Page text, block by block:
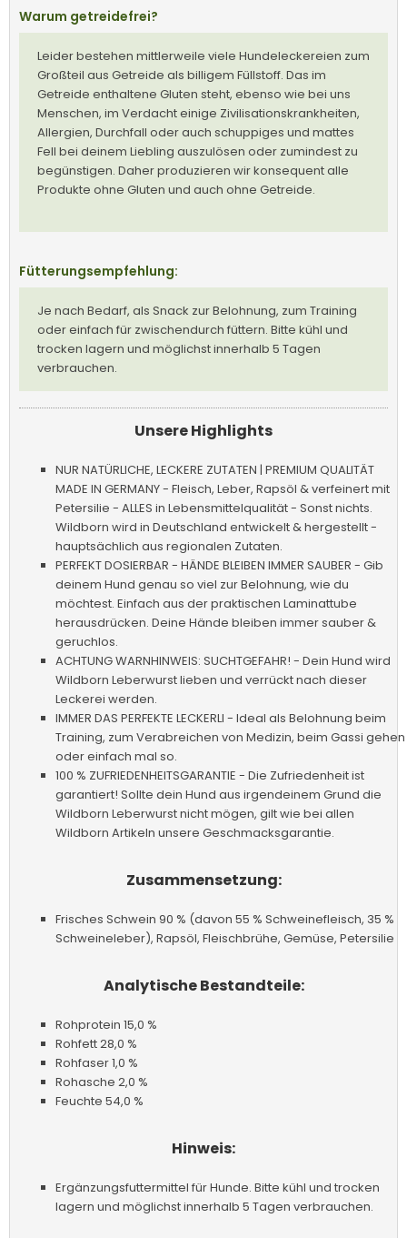
Warum getreidefrei?
Leider bestehen mittlerweile viele Hundeleckereien zum
Großteil aus Getreide als billigem Füllstoff. Das im
Getreide enthaltene Gluten steht, ebenso wie bei uns
Menschen, im Verdacht einige Zivilisationskrankheiten,
Allergien, Durchfall oder auch schuppiges und mattes
Fell bei deinem Liebling auszulösen oder zumindest zu
begünstigen. Daher produzieren wir konsequent alle
Produkte ohne Gluten und auch ohne Getreide.
Fütterungsempfehlung:
Je nach Bedarf, als Snack zur Belohnung, zum Training
oder einfach für zwischendurch füttern. Bitte kühl und
trocken lagern und möglichst innerhalb 5 Tagen
verbrauchen.
Unsere Highlights
NUR NATÜRLICHE, LECKERE ZUTATEN | PREMIUM QUALITÄT
MADE IN GERMANY - Fleisch, Leber, Rapsöl & verfeinert mit
Petersilie - ALLES in Lebensmittelqualität - Sonst nichts.
Wildborn wird in Deutschland entwickelt & hergestellt -
hauptsächlich aus regionalen Zutaten.
PERFEKT DOSIERBAR - HÄNDE BLEIBEN IMMER SAUBER - Gib
deinem Hund genau so viel zur Belohnung, wie du
möchtest. Einfach aus der praktischen Laminattube
herausdrücken. Deine Hände bleiben immer sauber &
geruchlos.
ACHTUNG WARNHINWEIS: SUCHTGEFAHR! - Dein Hund wird
Wildborn Leberwurst lieben und verrückt nach dieser
Leckerei werden.
IMMER DAS PERFEKTE LECKERLI - Ideal als Belohnung beim
Training, zum Verabreichen von Medizin, beim Gassi gehen
oder einfach mal so.
100 % ZUFRIEDENHEITSGARANTIE - Die Zufriedenheit ist
garantiert! Sollte dein Hund aus irgendeinem Grund die
Wildborn Leberwurst nicht mögen, gilt wie bei allen
Wildborn Artikeln unsere Geschmacksgarantie.
Zusammensetzung:
Frisches Schwein 90 % (davon 55 % Schweinefleisch, 35 %
Schweineleber), Rapsöl, Fleischbrühe, Gemüse, Petersilie
Analytische Bestandteile:
Rohprotein 15,0 %
Rohfett 28,0 %
Rohfaser 1,0 %
Rohasche 2,0 %
Feuchte 54,0 %
Hinweis:
Ergänzungsfuttermittel für Hunde. Bitte kühl und trocken
lagern und möglichst innerhalb 5 Tagen verbrauchen.